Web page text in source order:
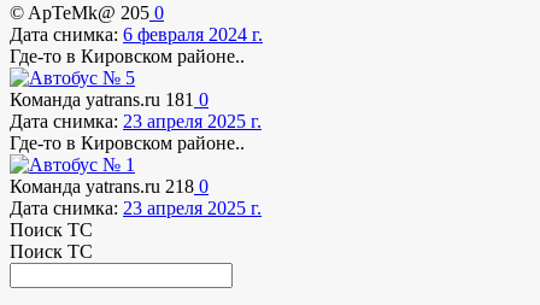
© ApTeMk@ 205 0
Дата снимка: 6 февраля 2024 г.
Где-то в Кировском районе..
Команда yatrans.ru 181 0
Дата снимка: 23 апреля 2025 г.
Где-то в Кировском районе..
Команда yatrans.ru 218 0
Дата снимка: 23 апреля 2025 г.
Поиск ТС
Поиск ТС